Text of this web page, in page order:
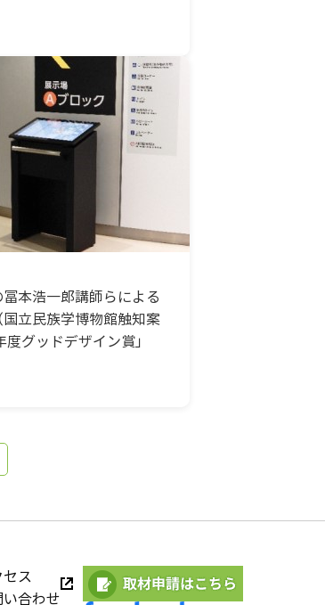
本浩一郎講師らによる
立民族学博物館触知案
グッドデザイン賞」
セス
い合わせ